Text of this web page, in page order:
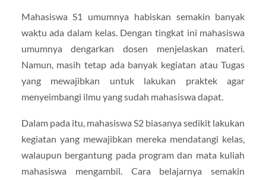
Mahasiswa S1 umumnya habiskan semakin banyak
waktu ada dalam kelas. Dengan tingkat ini mahasiswa
umumnya dengarkan dosen menjelaskan materi.
Namun, masih tetap ada banyak kegiatan atau Tugas
yang mewajibkan untuk lakukan praktek agar
menyeimbangi ilmu yang sudah mahasiswa dapat.
Dalam pada itu, mahasiswa S2 biasanya sedikit lakukan
kegiatan yang mewajibkan mereka mendatangi kelas,
walaupun bergantung pada program dan mata kuliah
mahasiswa mengambil. Cara belajarnya semakin